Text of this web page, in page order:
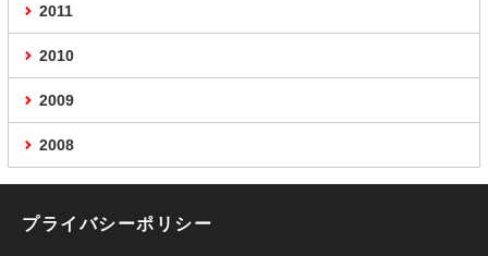
2011
2010
2009
2008
プライバシーポリシー